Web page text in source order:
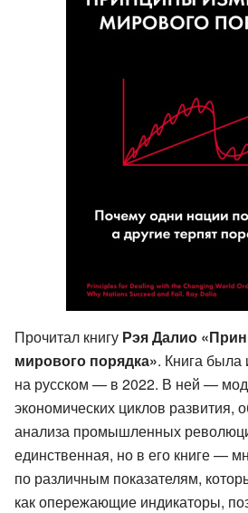
Прочитал книгу Рэя Далио
мирового порядка». Книга была
на русском — в 2022. В ней —
экономических циклов развития,
анализа промышленных
единственная, но в его книге —
по различным показателям,
как опережающие индикаторы,